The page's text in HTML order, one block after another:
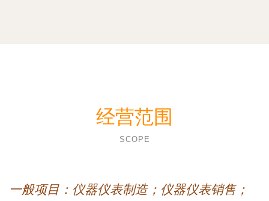
经营范围
SCOPE
一般项目：仪器仪表制造；仪器仪表销售；